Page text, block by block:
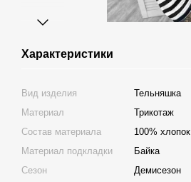
Характеристики
Вид изделия
Тельняшка
Материал
Трикотаж
Состав материала
100% хлопок
Материал подкладки
Байка
Сезон
Демисезон